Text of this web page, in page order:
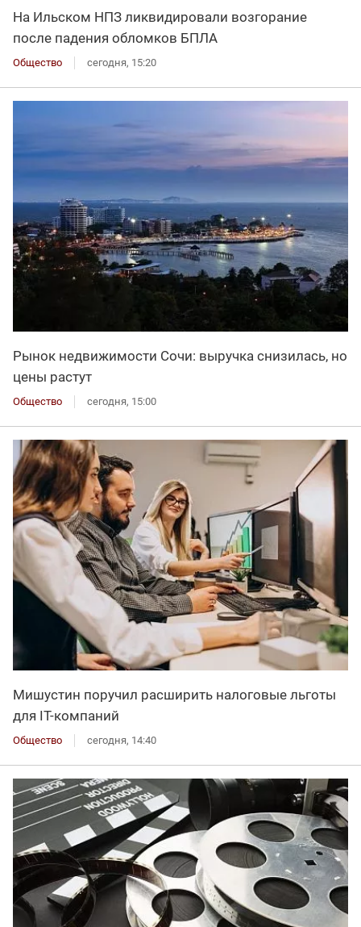
На Ильском НПЗ ликвидировали возгорание
после падения обломков БПЛА
Общество сегодня, 15:20
Рынок недвижимости Сочи: выручка снизилась, но
цены растут
Общество сегодня, 15:00
Мишустин поручил расширить налоговые льготы
для IT-компаний
Общество сегодня, 14:40